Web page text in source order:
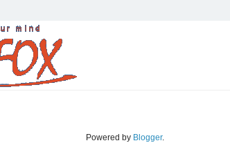
Powered by Blogger.